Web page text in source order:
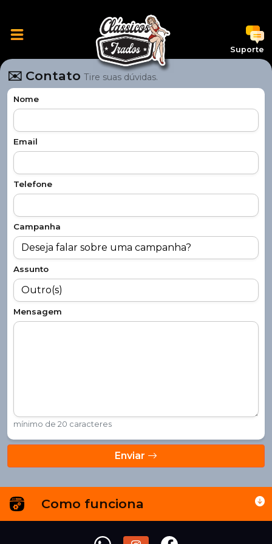
Suporte
✉️ Contato Tire suas dúvidas.
Nome
Email
Telefone
Campanha
Assunto
Mensagem
mínimo de 20 caracteres
Enviar
Como funciona